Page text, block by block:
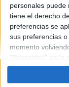
personales puede
tiene el derecho
preferencias se
sus preferencias
momento
"Privacidad" en la
Aviso legal|Politica
© 2003-2026